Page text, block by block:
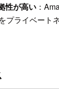
性が高い：
プライベート